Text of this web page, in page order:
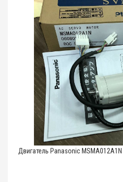
Двигатель Panasonic MSMA012A1N